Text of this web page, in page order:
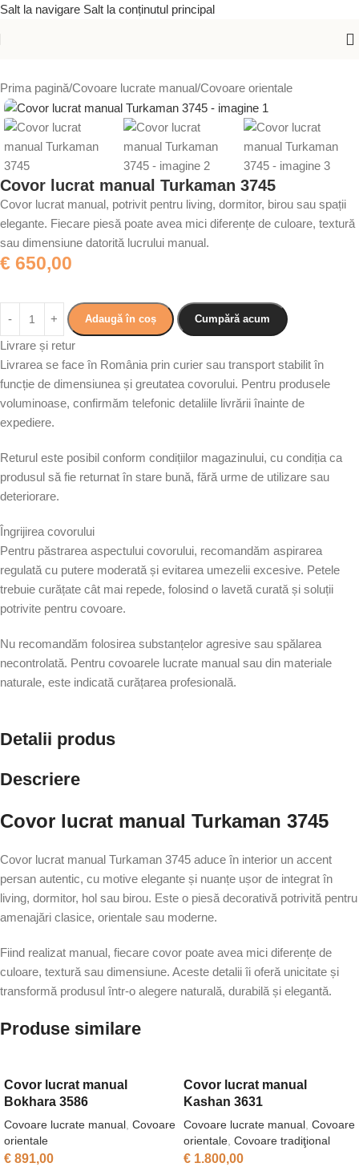
Salt la navigare Salt la conținutul principal
Prima pagină/Covoare lucrate manual/Covoare orientale
Covor lucrat manual Turkaman 3745
Covor lucrat manual, potrivit pentru living, dormitor, birou sau spații
elegante. Fiecare piesă poate avea mici diferențe de culoare, textură
sau dimensiune datorită lucrului manual.
€ 650,00
Adaugă în coș Cumpără acum
Livrare și retur
Livrarea se face în România prin curier sau transport stabilit în
funcție de dimensiunea și greutatea covorului. Pentru produsele
voluminoase, confirmăm telefonic detaliile livrării înainte de
expediere.
Returul este posibil conform condițiilor magazinului, cu condiția ca
produsul să fie returnat în stare bună, fără urme de utilizare sau
deteriorare.
Îngrijirea covorului
Pentru păstrarea aspectului covorului, recomandăm aspirarea
regulată cu putere moderată și evitarea umezelii excesive. Petele
trebuie curățate cât mai repede, folosind o lavetă curată și soluții
potrivite pentru covoare.
Nu recomandăm folosirea substanțelor agresive sau spălarea
necontrolată. Pentru covoarele lucrate manual sau din materiale
naturale, este indicată curățarea profesională.
Detalii produs
Descriere
Covor lucrat manual Turkaman 3745
Covor lucrat manual Turkaman 3745 aduce în interior un accent
persan autentic, cu motive elegante și nuanțe ușor de integrat în
living, dormitor, hol sau birou. Este o piesă decorativă potrivită pentru
amenajări clasice, orientale sau moderne.
Fiind realizat manual, fiecare covor poate avea mici diferențe de
culoare, textură sau dimensiune. Aceste detalii îi oferă unicitate și
transformă produsul într-o alegere naturală, durabilă și elegantă.
Produse similare
Covor lucrat manual
Bokhara 3586
Covoare lucrate manual Covoare
orientale
€ 891,00
Covor lucrat manual
Kashan 3631
Covoare lucrate manual Covoare
orientale Covoare tradiţional
€ 1.800,00